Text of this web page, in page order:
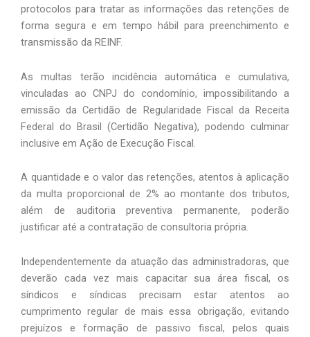
protocolos para tratar as informações das retenções de
forma segura e em tempo hábil para preenchimento e
transmissão da REINF.
As multas terão incidência automática e cumulativa,
vinculadas ao CNPJ do condomínio, impossibilitando a
emissão da Certidão de Regularidade Fiscal da Receita
Federal do Brasil (Certidão Negativa), podendo culminar
inclusive em Ação de Execução Fiscal.
A quantidade e o valor das retenções, atentos à aplicação
da multa proporcional de 2% ao montante dos tributos,
além de auditoria preventiva permanente, poderão
justificar até a contratação de consultoria própria.
Independentemente da atuação das administradoras, que
deverão cada vez mais capacitar sua área fiscal, os
síndicos e síndicas precisam estar atentos ao
cumprimento regular de mais essa obrigação, evitando
prejuízos e formação de passivo fiscal, pelos quais